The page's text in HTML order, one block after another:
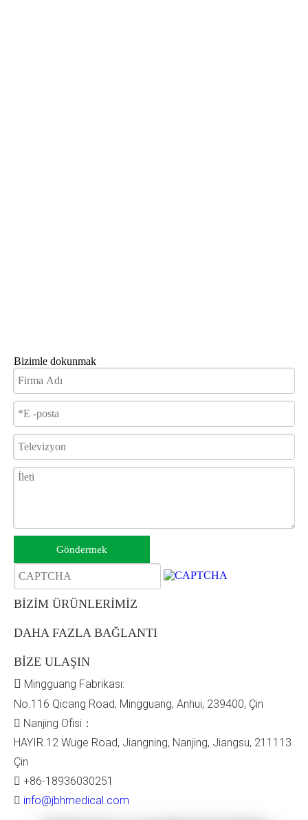
Bizimle dokunmak
Göndermek
BİZİM ÜRÜNLERİMİZ
DAHA FAZLA BAĞLANTI
BİZE ULAŞIN
 Mingguang Fabrikası:
No.116 Qicang Road, Mingguang, Anhui, 239400, Çin
 Nanjing Ofisi：
HAYIR.12 Wuge Road, Jiangning, Nanjing, Jiangsu, 211113
Çin
 +86-18936030251
 info@jbhmedical.com